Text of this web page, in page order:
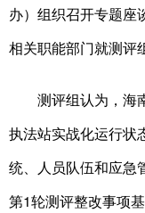
办）组织召开专题座
相关职能部门就测评
测评组认为，海南
执法站实战化运行状
统、人员队伍和应急
第1轮测评整改事项